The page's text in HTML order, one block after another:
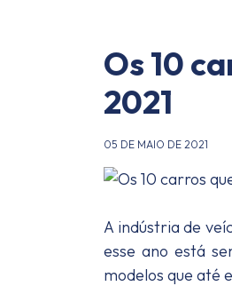
Os 10
2021
05 DE MAIO DE 2021
A indústria de
esse ano está
modelos que até